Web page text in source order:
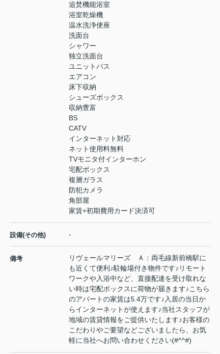
追焚機能浴室
浴室乾燥機
温水洗浄便座
洗面台
シャワー
独立洗面台
ユニットバス
エアコン
床下収納
シューズボックス
収納豊富
BS
CATV
インターネット対応
ネット使用料無料
TVモニタ付インターホン
宅配ボックス
複層ガラス
防犯カメラ
角部屋
家賃+初期費用カード決済可
設備(その他) -
備考
リヴェールマリーズ Ａ：両毛線新前橋駅に
も近くて便利♪駐輪場付き物件です♪リモート
ワークや入浴中など、直接配達を受け取れな
い時は宅配ボックスに荷物が届きます♪こちら
のアパートの家賃は5.4万です♪入居の当日か
らインターネットが使えます♪当社スタッフが
地域の賃貸情報をご提供いたします♪お客様の
こだわりやご要望などございましたら、お気
軽に当社へお問い合わせください(#^^#)